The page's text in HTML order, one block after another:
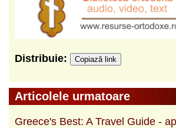
Distribuie: Copiază link
Articolele urmatoare
Greece's Best: A Travel Guide -